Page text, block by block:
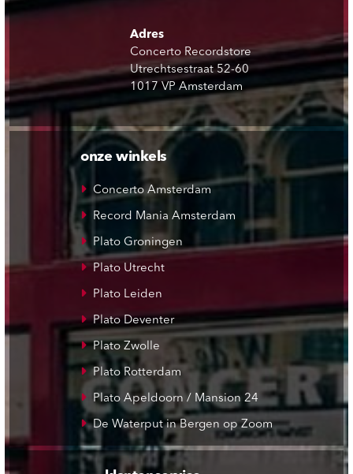
Adres
Concerto Recordstore
Utrechtsestraat 52-60
1017 VP Amsterdam
onze winkels
Concerto Amsterdam
Record Mania Amsterdam
Plato Groningen
Plato Utrecht
Plato Leiden
Plato Deventer
Plato Zwolle
Plato Rotterdam
Plato Apeldoorn / Mansion 24
De Waterput in Bergen op Zoom